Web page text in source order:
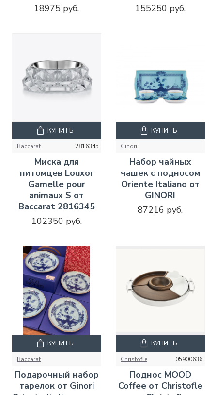
18975 руб.
155250 руб.
Baccarat 2816345
Миска для
питомцев Louxor
Gamelle pour
animaux S от
Baccarat 2816345
102350 руб.
КУПИТЬ
Ginori
Набор чайных
чашек с подносом
Oriente Italiano от
GINORI
87216 руб.
КУПИТЬ
Baccarat
Подарочный набор
тарелок от Ginori
КУПИТЬ
Christofle 05900636
Поднос MOOD
Coffee от Christofle
КУПИТЬ